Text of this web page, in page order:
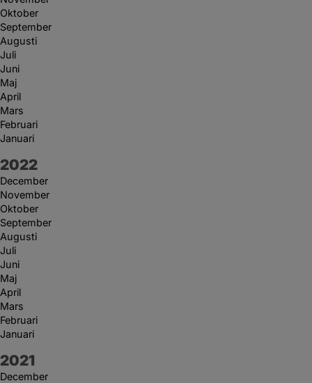
Oktober
September
Augusti
Juli
Juni
Maj
April
Mars
Februari
Januari
År:
2022
December
November
Oktober
September
Augusti
Juli
Juni
Maj
April
Mars
Februari
Januari
År:
2021
December